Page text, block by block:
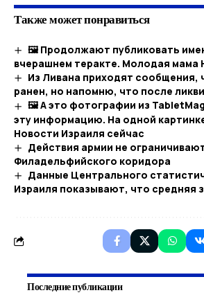
Также может понравиться
🖼 Продолжают публиковать
вчерашнем теракте. Молодая мама
Из Ливана приходят сообщения,
ранен, но напомню, что после
🖼 А это фотографии из
эту информацию. На одной
Новости Израиля сейчас
Действия армии не
Филадельфийского коридора
Данные Центрального
Израиля показывают, что средняя
Последние публикации